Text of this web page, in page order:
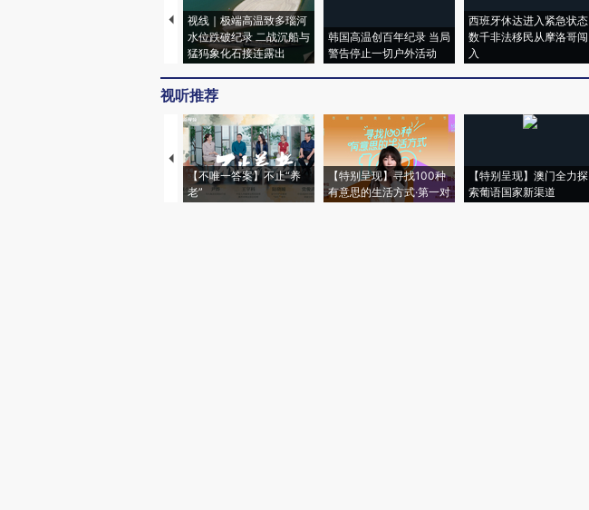
视线｜极端高温致多瑙河
水位跌破纪录 二战沉船与
猛犸象化石接连露出
韩国高温创百年纪录 当局
警告停止一切户外活动
西班牙休达进入紧急状态
数千非法移民从摩洛哥闯
入
视听推荐
【不唯一答案】不止“养
老”
【特别呈现】寻找100种
有意思的生活方式·第一对
【特别呈现】澳门全力探
索葡语国家新渠道